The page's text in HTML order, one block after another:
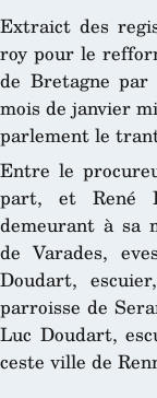
Extraict des
roy pour le
de Bretagne
mois de janvier
parlement le
Entre le
part, et René
demeurant à sa
de Varades,
Doudart,
parroisse de
Luc Doudart,
ceste ville de